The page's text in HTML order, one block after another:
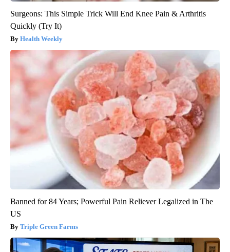
Surgeons: This Simple Trick Will End Knee Pain & Arthritis
Quickly (Try It)
Health Weekly
Banned for 84 Years; Powerful Pain Reliever Legalized in The
US
Triple Green Farms